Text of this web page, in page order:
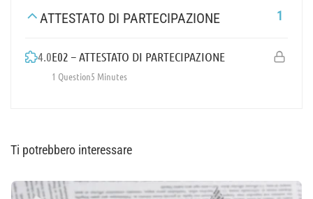
ATTESTATO DI PARTECIPAZIONE 1
4.0E02 – ATTESTATO DI PARTECIPAZIONE
5 Minutes
1 Question
Ti potrebbero interessare